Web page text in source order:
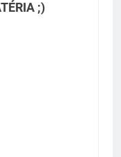
;)